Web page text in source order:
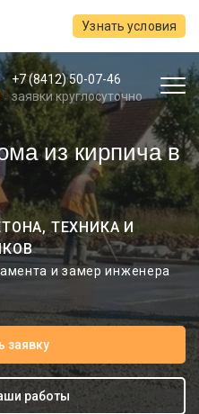
Узнать условия
+7 (8412) 50-07-46
заявки круглосуточно
из кирпича в
ТЕХНИКА И
и замер инженера
заявку
работы